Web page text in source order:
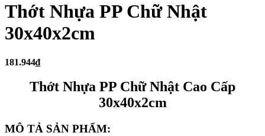
Thớt Nhựa PP Chữ Nhật
30x40x2cm
181.944₫
Thớt Nhựa PP Chữ Nhật Cao Cấp
30x40x2cm
MÔ TẢ SẢN PHẨM: